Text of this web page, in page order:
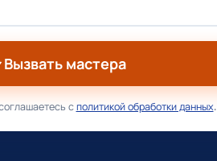
Вызвать мастера
сполитикой обработки данных.